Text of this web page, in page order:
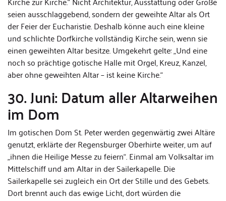
seien ausschlaggebend, sondern der geweihte Altar als Ort
der Feier der Eucharistie. Deshalb könne auch eine kleine
und schlichte Dorfkirche vollständig Kirche sein, wenn sie
einen geweihten Altar besitze. Umgekehrt gelte: „Und eine
noch so prächtige gotische Halle mit Orgel, Kreuz, Kanzel,
aber ohne geweihten Altar – ist keine Kirche.“
30. Juni: Datum aller Altarweihen
im Dom
Im gotischen Dom St. Peter werden gegenwärtig zwei Altäre
genutzt, erklärte der Regensburger Oberhirte weiter, um auf
„ihnen die Heilige Messe zu feiern“. Einmal am Volksaltar im
Mittelschiff und am Altar in der Sailerkapelle. Die
Sailerkapelle sei zugleich ein Ort der Stille und des Gebets.
Dort brennt auch das ewige Licht, dort würden die